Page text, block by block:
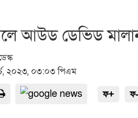
আউড ডেভিড
২০২৩, ০৩:০৩ পিএম
ফ+